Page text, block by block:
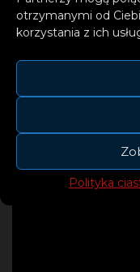
otrzymanymi od
korzystania z ich
Polityka
wierni fani mają
we